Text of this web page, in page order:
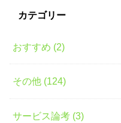
カテゴリー
おすすめ (2)
その他 (124)
サービス論考 (3)